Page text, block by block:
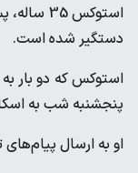
استوکس
دستگیر شده است.
استوکس که دو بار
پنجشنبه شب به
او به ارسال